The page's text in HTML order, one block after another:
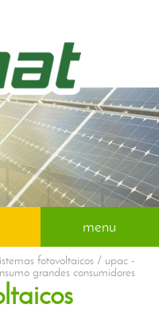
menu
fotovoltaicos / upac -
grandes consumidores